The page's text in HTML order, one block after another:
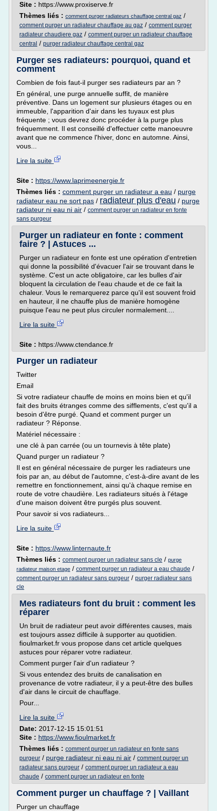
Site : https://www.proxiserve.fr
Thèmes liés : comment purger radiateurs chauffage central gaz /
comment purger un radiateur chauffage au gaz / comment purger
radiateur chaudiere gaz / comment purger un radiateur chauffage
central / purger radiateur chauffage central gaz
Purger ses radiateurs: pourquoi, quand et
comment
Combien de fois faut-il purger ses radiateurs par an ?
En général, une purge annuelle suffit, de manière
préventive. Dans un logement sur plusieurs étages ou en
immeuble, l'apparition d'air dans les tuyaux est plus
fréquente ; vous devrez donc procéder à la purge plus
fréquemment. Il est conseillé d'effectuer cette manoeuvre
avant que ne commence l'hiver, donc en automne. Ainsi,
vous...
Lire la suite
Site : https://www.laprimeenergie.fr
Thèmes liés : comment purger un radiateur a eau / purge
radiateur eau ne sort pas / radiateur plus d'eau / purge
radiateur ni eau ni air / comment purger un radiateur en fonte
sans purgeur
Purger un radiateur en fonte : comment
faire ? | Astuces ...
Purger un radiateur en fonte est une opération d'entretien
qui donne la possibilité d'évacuer l'air se trouvant dans le
système. C'est un acte obligatoire, car les bulles d'air
bloquent la circulation de l'eau chaude et de ce fait la
chaleur. Vous le remarquerez parce qu'il est souvent froid
en hauteur, il ne chauffe plus de manière homogène
puisque l'eau ne peut plus circuler normalement....
Lire la suite
Site : https://www.ctendance.fr
Purger un radiateur
Twitter
Email
Si votre radiateur chauffe de moins en moins bien et qu'il
fait des bruits étranges comme des sifflements, c'est qu'il a
besoin d'être purgé. Quand et comment purger un
radiateur ? Réponse.
Matériel nécessaire :
une clé à pan carrée (ou un tournevis à tête plate)
Quand purger un radiateur ?
Il est en général nécessaire de purger les radiateurs une
fois par an, au début de l'automne, c'est-à-dire avant de les
remettre en fonctionnement, ainsi qu'à chaque remise en
route de votre chaudière. Les radiateurs situés à l'étage
d'une maison doivent être purgés plus souvent.
Pour savoir si vos radiateurs...
Lire la suite
Site : https://www.linternaute.fr
Thèmes liés : comment purger un radiateur sans cle / purge
radiateur maison etage / comment purger un radiateur a eau chaude /
comment purger un radiateur sans purgeur / purger radiateur sans
cle
Mes radiateurs font du bruit : comment les
réparer
Un bruit de radiateur peut avoir différentes causes, mais
est toujours assez difficile à supporter au quotidien.
fioulmarket.fr vous propose dans cet article quelques
astuces pour réparer votre radiateur.
Comment purger l'air d'un radiateur ?
Si vous entendez des bruits de canalisation en
provenance de votre radiateur, il y a peut-être des bulles
d'air dans le circuit de chauffage.
Pour...
Lire la suite
Date: 2017-12-15 15:01:51
Site : https://www.fioulmarket.fr
Thèmes liés : comment purger un radiateur en fonte sans
purgeur / purge radiateur ni eau ni air / comment purger un
radiateur sans purgeur / comment purger un radiateur a eau
chaude / comment purger un radiateur en fonte
Comment purger un chauffage ? | Vaillant
Purger un chauffage